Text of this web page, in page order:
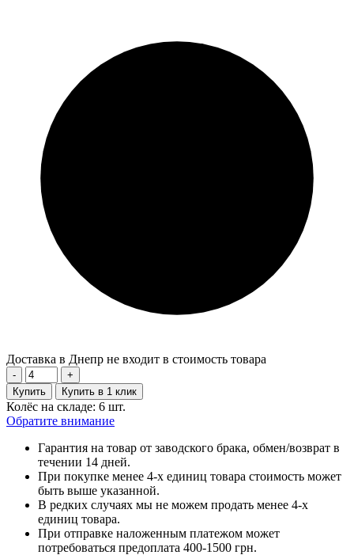
Доставка в Днепр не входит в стоимость товара
-
+
Купить
Купить в 1 клик
Колёс на складе: 6 шт.
Обратите внимание
Гарантия на товар от заводского брака, обмен/возврат в
течении 14 дней.
При покупке менее 4-х единиц товара стоимость может
быть выше указанной.
В редких случаях мы не можем продать менее 4-х
единиц товара.
При отправке наложенным платежом может
потребоваться предоплата 400-1500 грн.